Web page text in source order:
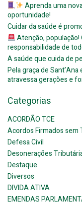
Aprenda uma
oportunidade!
Cuidar da saúde é
Atenção,
responsabilidade de
A saúde que cuida de
Pela graça de Sant’Ana
atravessa gerações e
Categorias
ACORDÃO TCE
Acordos Firmados sem
Defesa Civil
Desonerações
Destaque
Diversos
DIVIDA ATIVA
EMENDAS